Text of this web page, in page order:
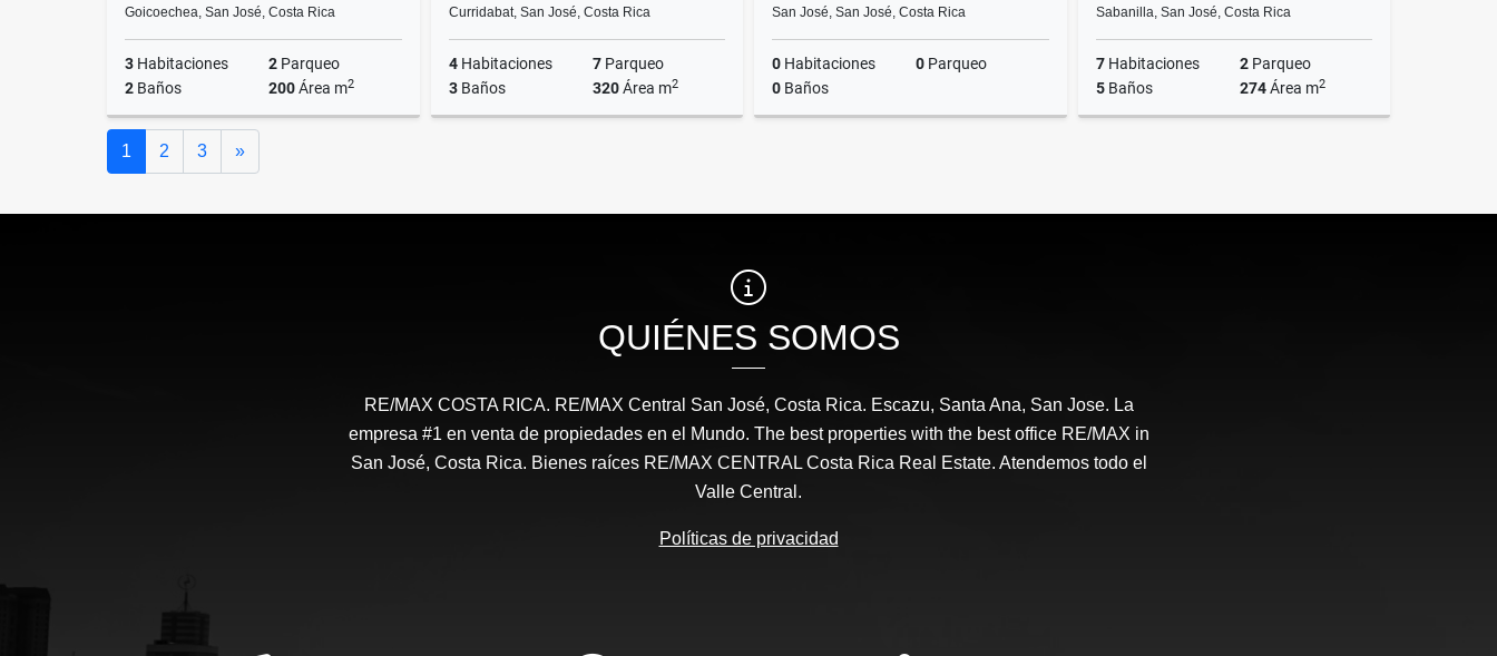
Goicoechea, San José, Costa Rica
3 Habitaciones 2 Parqueo
2 Baños 200Área m2
Curridabat, San José, Costa Rica
4Habitaciones 7Parqueo
3Baños 320Área m2
San José, San José, Costa Rica
0 Habitaciones 0 Parqueo
0 Baños
Sabanilla, San José, Costa Rica
7Habitaciones 2Parqueo
5Baños 274Área m2
1 2 3 »Siguiente
QUIÉNES SOMOS
RE/MAX COSTA RICA. RE/MAX Central San José, Costa Rica. Escazu, Santa Ana, San Jose. La
empresa #1 en venta de propiedades en el Mundo. The best properties with the best office RE/MAX in
San José, Costa Rica. Bienes raíces RE/MAX CENTRAL Costa Rica Real Estate. Atendemos todo el
Valle Central.
Políticas de privacidad